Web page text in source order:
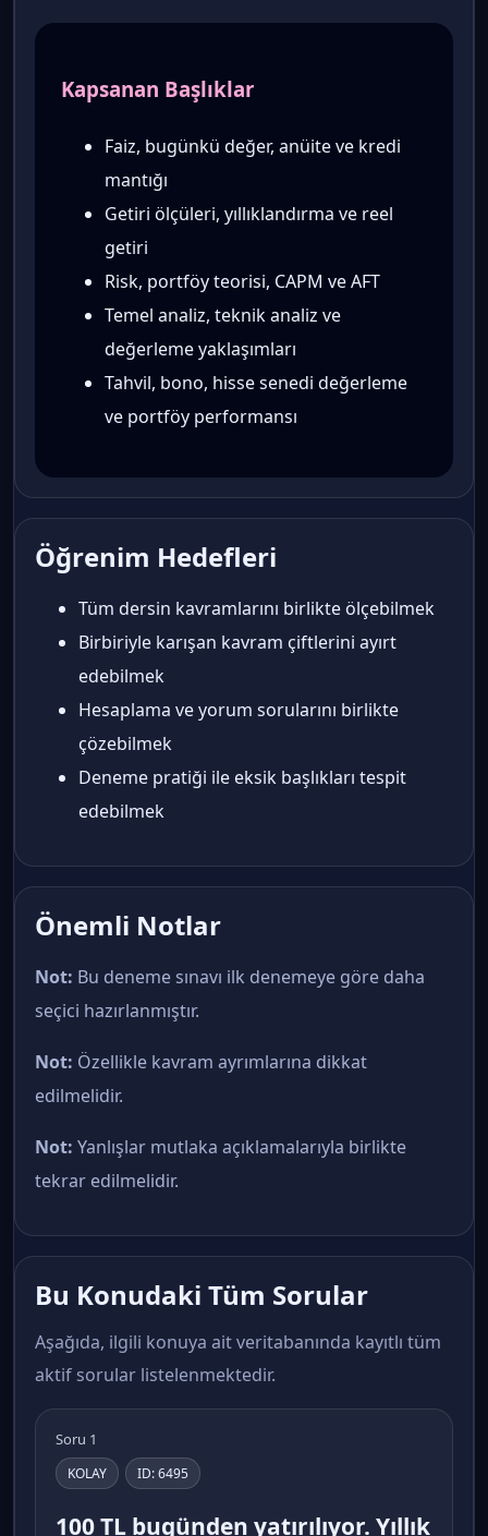
Kapsanan Başlıklar
Faiz, bugünkü değer, anüite ve kredi
mantığı
Getiri ölçüleri, yıllıklandırma ve reel
getiri
Risk, portföy teorisi, CAPM ve AFT
Temel analiz, teknik analiz ve
değerleme yaklaşımları
Tahvil, bono, hisse senedi değerleme
ve portföy performansı
Öğrenim Hedefleri
Tüm dersin kavramlarını birlikte ölçebilmek
Birbiriyle karışan kavram çiftlerini ayırt
edebilmek
Hesaplama ve yorum sorularını birlikte
çözebilmek
Deneme pratiği ile eksik başlıkları tespit
edebilmek
Önemli Notlar
Not: Bu deneme sınavı ilk denemeye göre daha
seçici hazırlanmıştır.
Not: Özellikle kavram ayrımlarına dikkat
edilmelidir.
Not: Yanlışlar mutlaka açıklamalarıyla birlikte
tekrar edilmelidir.
Bu Konudaki Tüm Sorular
Aşağıda, ilgili konuya ait veritabanında kayıtlı tüm
aktif sorular listelenmektedir.
Soru 1
KOLAY ID: 6495
100 TL bugünden yatırılıyor. Yıllık